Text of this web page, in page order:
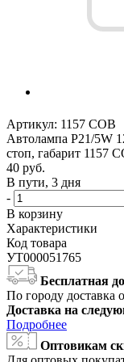
Артикул: 1157 СОВ
Автолампа P21/5W
стоп, габарит 1157
40 руб.
В пути, 3 дня
-
В корзину
Характеристики
Код товара
УТ000051765
Бесплатная
По городу доставка
Доставка на
Подробнее
Оптовикам